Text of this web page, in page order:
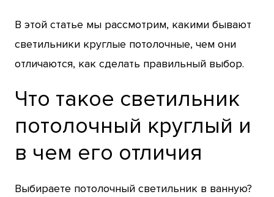
В этой статье мы рассмотрим, какими бывают
светильники круглые потолочные, чем они
отличаются, как сделать правильный выбор.
Что такое светильник
потолочный круглый и
в чем его отличия
Выбираете потолочный светильник в ванную?